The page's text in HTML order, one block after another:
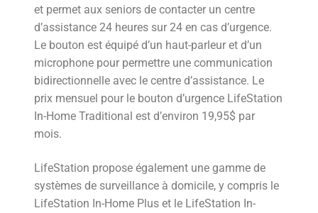
et permet aux seniors de contacter un centre
d’assistance 24 heures sur 24 en cas d’urgence.
Le bouton est équipé d’un haut-parleur et d’un
microphone pour permettre une communication
bidirectionnelle avec le centre d’assistance. Le
prix mensuel pour le bouton d’urgence LifeStation
In-Home Traditional est d’environ 19,95$ par
mois.
LifeStation propose également une gamme de
systèmes de surveillance à domicile, y compris le
LifeStation In-Home Plus et le LifeStation In-